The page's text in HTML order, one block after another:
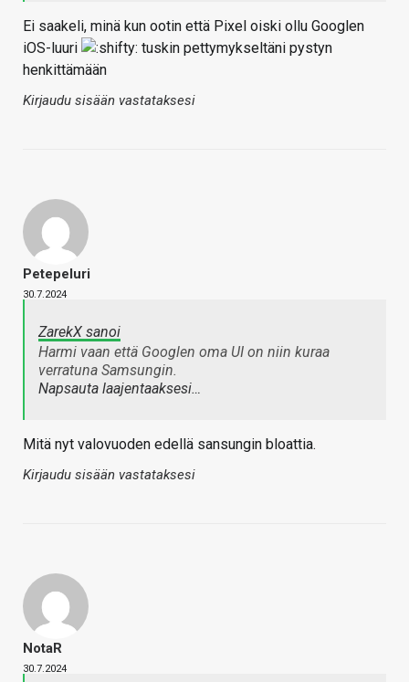
Ei saakeli, minä kun ootin että Pixel oiski ollu Googlen
iOS-luuri
tuskin pettymykseltäni pystyn
henkittämään
Kirjaudu sisään vastataksesi
Petepeluri
30.7.2024
ZarekX sanoi
Harmi vaan että Googlen oma UI on niin kuraa
verratuna Samsungin.
Napsauta laajentaaksesi…
Mitä nyt valovuoden edellä sansungin bloattia.
Kirjaudu sisään vastataksesi
NotaR
30.7.2024